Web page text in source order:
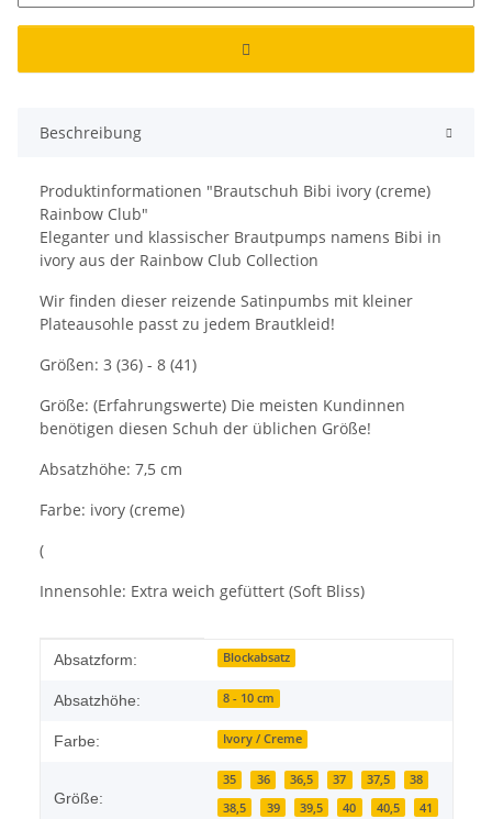
Beschreibung
Produktinformationen "Brautschuh Bibi ivory (creme)
Rainbow Club"
Eleganter und klassischer Brautpumps namens Bibi in
ivory aus der Rainbow Club Collection
Wir finden dieser reizende Satinpumbs mit kleiner
Plateausohle passt zu jedem Brautkleid!
Größen: 3 (36) - 8 (41)
Größe: (Erfahrungswerte) Die meisten Kundinnen
benötigen diesen Schuh der üblichen Größe!
Absatzhöhe: 7,5 cm
Farbe: ivory (creme)
(
Innensohle: Extra weich gefüttert (Soft Bliss)
Produkteigenschaft
Wert
Absatzform: Blockabsatz
Absatzhöhe: 8 - 10 cm
Farbe: Ivory / Creme
Größe:
35 36 36,5 37 37,5
38
38,5
39 39,5 40 40,5 41